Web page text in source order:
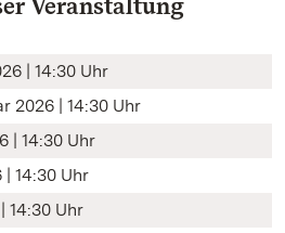
| 14:30 Uhr
2026 | 14:30 Uhr
| 14:30 Uhr
14:30 Uhr
14:30 Uhr